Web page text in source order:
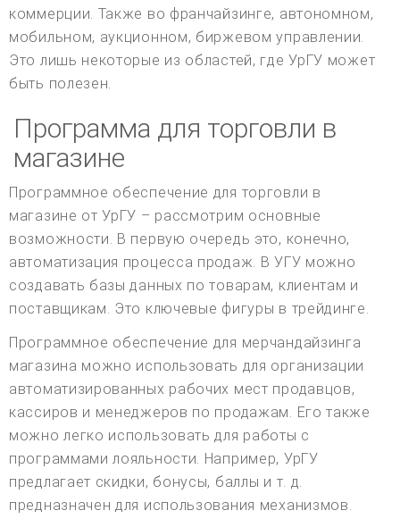
коммерции. Также во франчайзинге, автономном,
мобильном, аукционном, биржевом управлении.
Это лишь некоторые из областей, где УрГУ может
быть полезен.
Программа для торговли в
магазине
Программное обеспечение для торговли в
магазине от УрГУ – рассмотрим основные
возможности. В первую очередь это, конечно,
автоматизация процесса продаж. В УГУ можно
создавать базы данных по товарам, клиентам и
поставщикам. Это ключевые фигуры в трейдинге.
Программное обеспечение для мерчандайзинга
магазина можно использовать для организации
автоматизированных рабочих мест продавцов,
кассиров и менеджеров по продажам. Его также
можно легко использовать для работы с
программами лояльности. Например, УрГУ
предлагает скидки, бонусы, баллы и т. д.
предназначен для использования механизмов.